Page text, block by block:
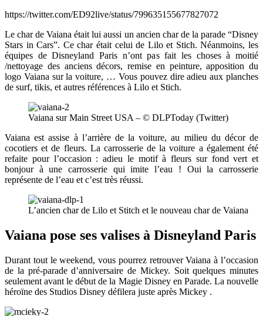
https://twitter.com/ED92live/status/799635155677827072
Le char de Vaiana était lui aussi un ancien char de la parade “Disney
Stars in Cars”. Ce char était celui de Lilo et Stich. Néanmoins, les
équipes de Disneyland Paris n’ont pas fait les choses à moitié
/nettoyage des anciens décors, remise en peinture, apposition du
logo Vaiana sur la voiture, … Vous pouvez dire adieu aux planches
de surf, tikis, et autres références à Lilo et Stich.
Vaiana sur Main Street USA – © DLPToday (Twitter)
Vaiana est assise à l’arrière de la voiture, au milieu du décor de
cocotiers et de fleurs. La carrosserie de la voiture a également été
refaite pour l’occasion : adieu le motif à fleurs sur fond vert et
bonjour à une carrosserie qui imite l’eau ! Oui la carrosserie
représente de l’eau et c’est très réussi.
L’ancien char de Lilo et Stitch et le nouveau char de Vaiana
Vaiana pose ses valises à Disneyland Paris
Durant tout le weekend, vous pourrez retrouver Vaiana à l’occasion
de la pré-parade d’anniversaire de Mickey. Soit quelques minutes
seulement avant le début de la Magie Disney en Parade. La nouvelle
héroïne des Studios Disney défilera juste après Mickey .